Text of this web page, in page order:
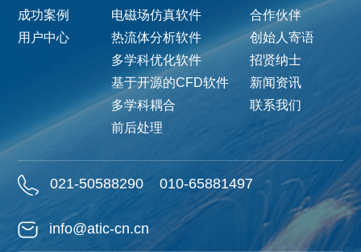
成功案例
用户中心
电磁场仿真软件
热流体分析软件
多学科优化软件
基于开源的CFD软件
多学科耦合
前后处理
合作伙伴
创始人寄语
招贤纳士
新闻资讯
联系我们
021-50588290 010-65881497
info@atic-cn.cn